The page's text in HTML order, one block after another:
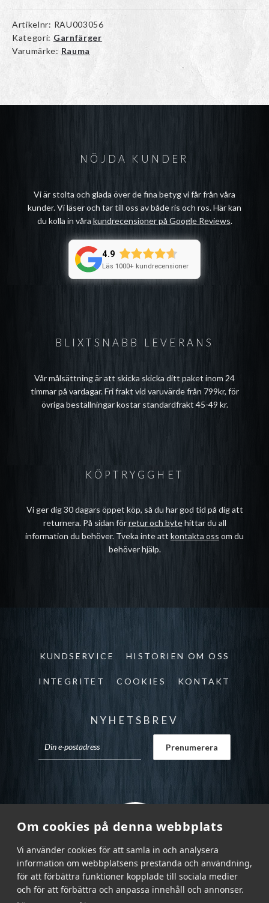
Om cookies på denna webbplats
Vi använder cookies för att samla in och analysera
information om webbplatsens prestanda och användning,
för att förbättra funktioner kopplade till sociala medier
och för att förbättra och anpassa innehåll och annonser.
Artikelnr: RAU003056
Kategori: Garnfärger
Varumärke: Rauma
BLIXTSNABB LEVERANS
Vår målsättning är att skicka skicka ditt paket inom 24
timmar på vardagar. Fri frakt vid varuvärde från 799kr, för
övriga beställningar kostar standardfrakt 45-49 kr.
NÖJDA KUNDER
Vi är stolta och glada över de fina betyg vi får från våra
kunder. Vi läser och tar till oss av både ris och ros. Här kan
du kolla in våra kundrecensioner på Google Reviews.
4.9
Läs 1000+ kundrecensioner
KÖPTRYGGHET
Vi ger dig 30 dagars öppet köp, så du har god tid på dig att
returnera. På sidan förretur och bytehittar du all
information du behöver. Tveka inte att kontakta oss om du
behöver hjälp.
KUNDSERVICE HISTORIEN OM OSS
INTEGRITET COOKIES KONTAKT
NYHETSBREV